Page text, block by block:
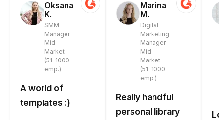
Oksana
K.
SMM
Manager
Mid-
Market
(51-1000
emp.)
A world of
templates :)
Marina
M.
Digital
Marketing
Manager
Mid-
Market
(51-1000
emp.)
Really handful
personal library